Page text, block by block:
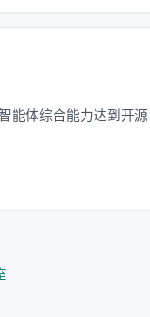
能体综合能力达到开源